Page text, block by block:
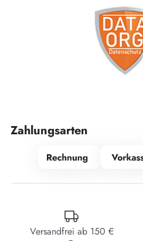
Zahlungsarten
Versandfrei ab 150 €